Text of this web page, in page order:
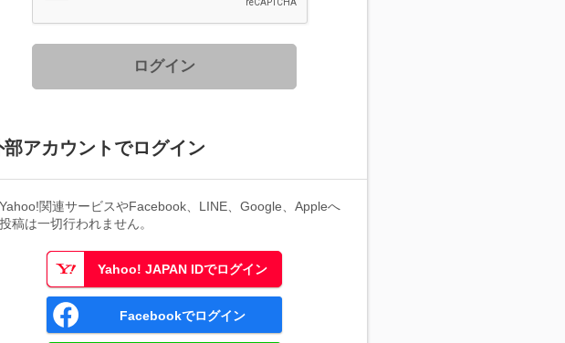
ログイン
部アカウントでログイン
関連サービスやFacebook、LINE、Google、Appleへ
稿は一切行われません。
Yahoo! JAPAN IDでログイン
Facebookでログイン